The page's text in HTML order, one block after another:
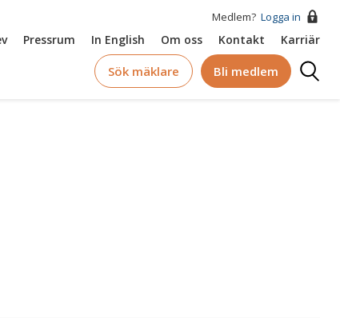
Medlem? Logga in
Pressrum In English Om oss Kontakt Karriär
Sök mäklare Bli medlem
Logga